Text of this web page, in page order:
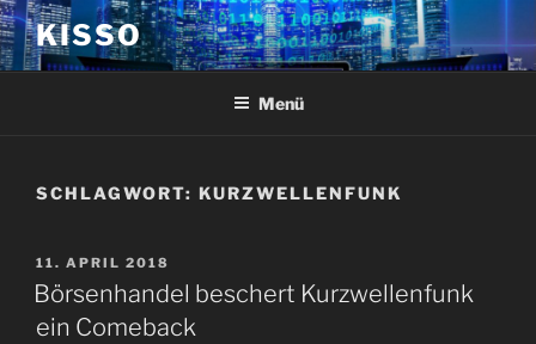
Zum
Inhalt
springen
KISSO
Menü
SCHLAGWORT: KURZWELLENFUNK
VERÖFFENTLICHT
AM
11. APRIL 2018
Börsenhandel beschert Kurzwellenfunk
ein Comeback